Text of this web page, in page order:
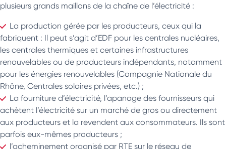
plusieurs grands maillons de la chaîne de l’électricité :
La production gérée par les producteurs, ceux qui la
fabriquent : Il peut s’agit d’EDF pour les centrales nucléaires,
les centrales thermiques et certaines infrastructures
renouvelables ou de producteurs indépendants, notamment
pour les énergies renouvelables (Compagnie Nationale du
Rhône, Centrales solaires privées, etc.) ;
La fourniture d’électricité, l’apanage des fournisseurs qui
achètent l’électricité sur un marché de gros ou directement
aux producteurs et la revendent aux consommateurs. Ils sont
parfois eux-mêmes producteurs ;
l’acheminement organisé par RTE sur le réseau de